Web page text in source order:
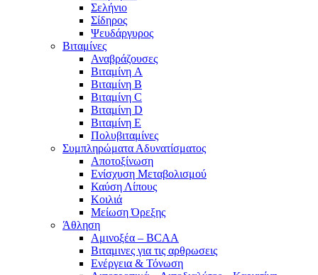
Σελήνιο
Σίδηρος
Ψευδάργυρος
Βιταμίνες
Αναβράζουσες
Βιταμίνη A
Βιταμίνη B
Βιταμίνη C
Βιταμίνη D
Βιταμίνη E
Πολυβιταμίνες
Συμπληρώματα Αδυνατίσματος
Αποτοξίνωση
Ενίσχυση Μεταβολισμού
Καύση Λίπους
Κοιλιά
Μείωση Όρεξης
Άθληση
Αμινοξέα – BCAA
Βιταμινες για τις αρθρωσεις
Ενέργεια & Τόνωση